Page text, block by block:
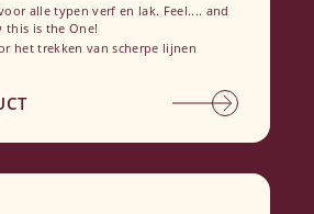
alle typen verf en lak. Feel.... and
this is the One!
het trekken van scherpe lijnen